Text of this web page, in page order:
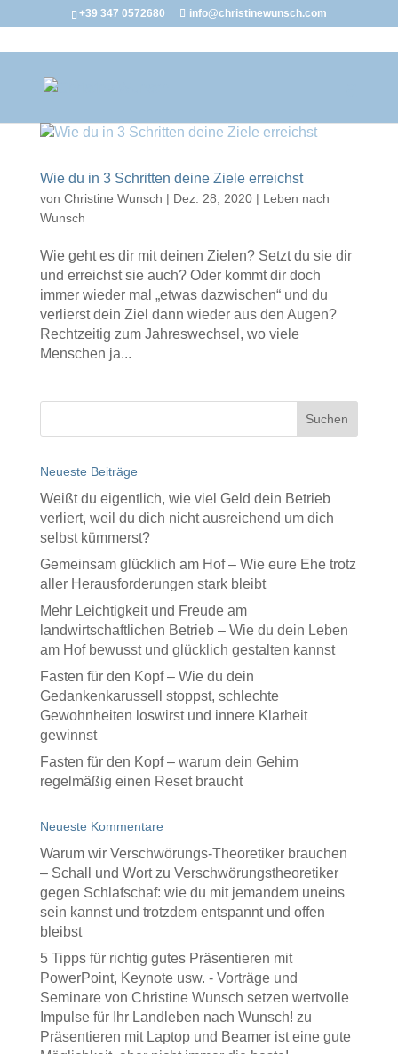
+39 347 0572680 info@christinewunsch.com
Wie du in 3 Schritten deine Ziele erreichst
von Christine Wunsch | Dez. 28, 2020| Leben nach
Wunsch
Wie geht es dir mit deinen Zielen? Setzt du sie dir
und erreichst sie auch? Oder kommt dir doch
immer wieder mal „etwas dazwischen“ und du
verlierst dein Ziel dann wieder aus den Augen?
Rechtzeitig zum Jahreswechsel, wo viele
Menschen ja...
Neueste Beiträge
Weißt du eigentlich, wie viel Geld dein Betrieb
verliert, weil du dich nicht ausreichend um dich
selbst kümmerst?
Gemeinsam glücklich am Hof – Wie eure Ehe trotz
aller Herausforderungen stark bleibt
Mehr Leichtigkeit und Freude am
landwirtschaftlichen Betrieb – Wie du dein Leben
am Hof bewusst und glücklich gestalten kannst
Fasten für den Kopf – Wie du dein
Gedankenkarussell stoppst, schlechte
Gewohnheiten loswirst und innere Klarheit
gewinnst
Fasten für den Kopf – warum dein Gehirn
regelmäßig einen Reset braucht
Neueste Kommentare
Warum wir Verschwörungs-Theoretiker brauchen
– Schall und Wortzu Verschwörungstheoretiker
gegen Schlafschaf: wie du mit jemandem uneins
sein kannst und trotzdem entspannt und offen
bleibst
5 Tipps für richtig gutes Präsentieren mit
PowerPoint, Keynote usw. - Vorträge und
Seminare von Christine Wunsch setzen wertvolle
Impulse für Ihr Landleben nach Wunsch! zu
Präsentieren mit Laptop und Beamer ist eine gute